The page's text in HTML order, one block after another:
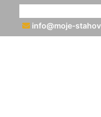
info@moje-